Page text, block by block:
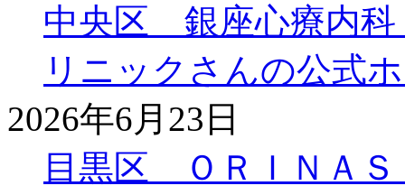
中央区 銀座心療内科
リニックさんの公式
2026年6月23日
目黒区 ＯＲＩＮＡ